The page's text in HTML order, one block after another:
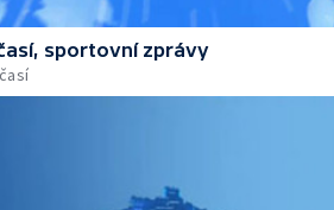
sportovní zprávy